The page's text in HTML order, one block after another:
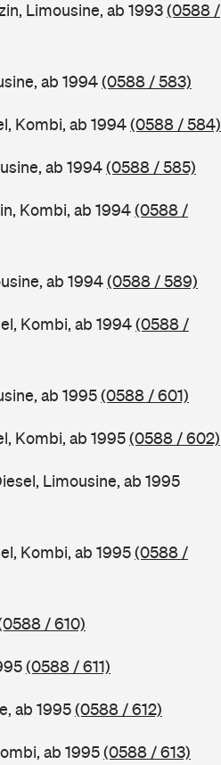
Limousine, ab 1993(0588 /
ab 1994(0588 / 583)
Kombi, ab 1994(0588 / 584)
ab 1994(0588 / 585)
Kombi, ab 1994(0588 /
ab 1994(0588 / 589)
Kombi, ab 1994(0588 /
ab 1995(0588 / 601)
Kombi, ab 1995(0588 / 602)
Limousine, ab 1995
Kombi, ab 1995(0588 /
/ 610)
(0588 / 611)
ab 1995(0588 / 612)
ab 1995(0588 / 613)